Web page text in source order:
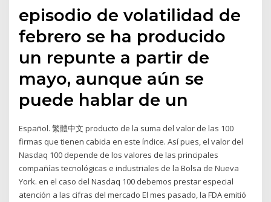
episodio de volatilidad de
febrero se ha producido
un repunte a partir de
mayo, aunque aún se
puede hablar de un
Español. 繁體中文 producto de la suma del valor de las 100
firmas que tienen cabida en este índice. Así pues, el valor del
Nasdaq 100 depende de los valores de las principales
compañías tecnológicas e industriales de la Bolsa de Nueva
York. en el caso del Nasdaq 100 debemos prestar especial
atención a las cifras del mercado El mes pasado, la FDA emitió